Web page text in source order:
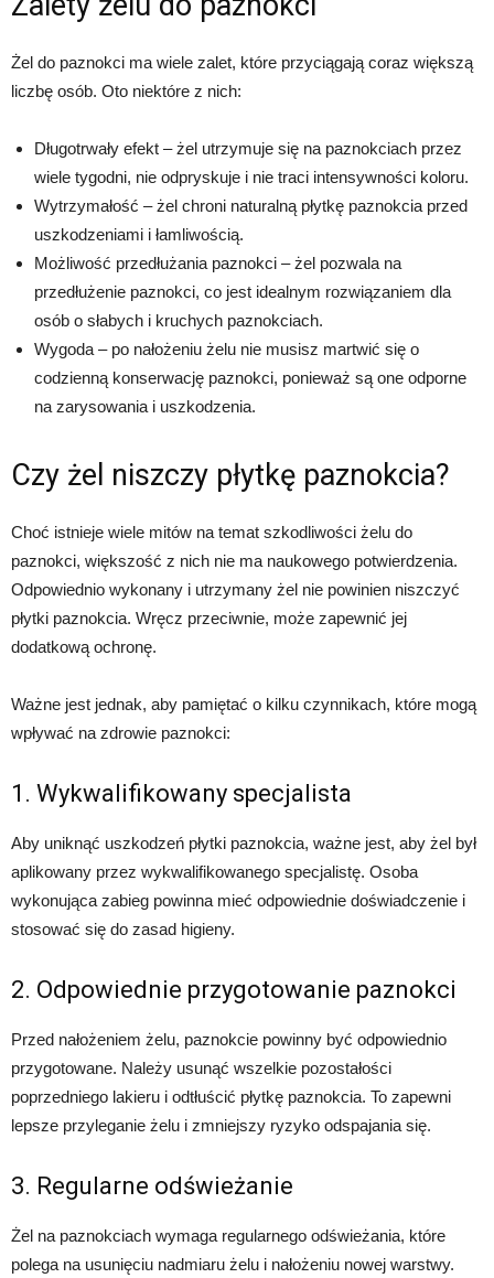
Żel do paznokci ma wiele zalet, które przyciągają coraz większą
liczbę osób. Oto niektóre z nich:
Długotrwały efekt – żel utrzymuje się na paznokciach przez
wiele tygodni, nie odpryskuje i nie traci intensywności koloru.
Wytrzymałość – żel chroni naturalną płytkę paznokcia przed
uszkodzeniami i łamliwością.
Możliwość przedłużania paznokci – żel pozwala na
przedłużenie paznokci, co jest idealnym rozwiązaniem dla
osób o słabych i kruchych paznokciach.
Wygoda – po nałożeniu żelu nie musisz martwić się o
codzienną konserwację paznokci, ponieważ są one odporne
na zarysowania i uszkodzenia.
Czy żel niszczy płytkę paznokcia?
Choć istnieje wiele mitów na temat szkodliwości żelu do
paznokci, większość z nich nie ma naukowego potwierdzenia.
Odpowiednio wykonany i utrzymany żel nie powinien niszczyć
płytki paznokcia. Wręcz przeciwnie, może zapewnić jej
dodatkową ochronę.
Ważne jest jednak, aby pamiętać o kilku czynnikach, które mogą
wpływać na zdrowie paznokci:
1. Wykwalifikowany specjalista
Aby uniknąć uszkodzeń płytki paznokcia, ważne jest, aby żel był
aplikowany przez wykwalifikowanego specjalistę. Osoba
wykonująca zabieg powinna mieć odpowiednie doświadczenie i
stosować się do zasad higieny.
2. Odpowiednie przygotowanie paznokci
Przed nałożeniem żelu, paznokcie powinny być odpowiednio
przygotowane. Należy usunąć wszelkie pozostałości
poprzedniego lakieru i odtłuścić płytkę paznokcia. To zapewni
lepsze przyleganie żelu i zmniejszy ryzyko odspajania się.
3. Regularne odświeżanie
Żel na paznokciach wymaga regularnego odświeżania, które
polega na usunięciu nadmiaru żelu i nałożeniu nowej warstwy.